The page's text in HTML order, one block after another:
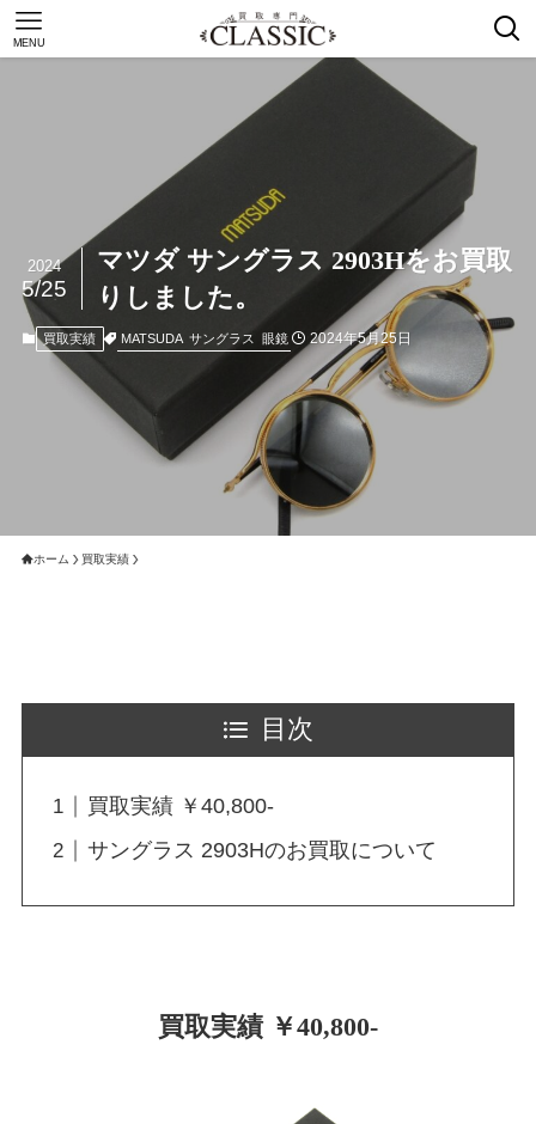
MENU
マツダ サングラス 2903Hをお買取
りしました。
2024
5/25
買取実績 MATSUDA サングラス 眼鏡 2024年5月25日
ホーム 買取実績
目次
買取実績 ￥40,800-
サングラス 2903Hのお買取について
買取実績 ￥40,800-